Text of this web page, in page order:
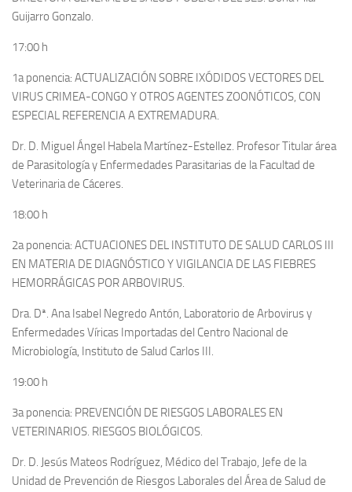
Guijarro Gonzalo.
17:00 h
1a ponencia: ACTUALIZACIÓN SOBRE IXÓDIDOS VECTORES DEL
VIRUS CRIMEA-CONGO Y OTROS AGENTES ZOONÓTICOS, CON
ESPECIAL REFERENCIA A EXTREMADURA.
Dr. D. Miguel Ángel Habela Martínez-Estellez. Profesor Titular área
de Parasitología y Enfermedades Parasitarias de la Facultad de
Veterinaria de Cáceres.
18:00 h
2a ponencia: ACTUACIONES DEL INSTITUTO DE SALUD CARLOS III
EN MATERIA DE DIAGNÓSTICO Y VIGILANCIA DE LAS FIEBRES
HEMORRÁGICAS POR ARBOVIRUS.
Dra. Dª. Ana Isabel Negredo Antón, Laboratorio de Arbovirus y
Enfermedades Víricas Importadas del Centro Nacional de
Microbiología, Instituto de Salud Carlos III.
19:00 h
3a ponencia: PREVENCIÓN DE RIESGOS LABORALES EN
VETERINARIOS. RIESGOS BIOLÓGICOS.
Dr. D. Jesús Mateos Rodríguez, Médico del Trabajo, Jefe de la
Unidad de Prevención de Riesgos Laborales del Área de Salud de